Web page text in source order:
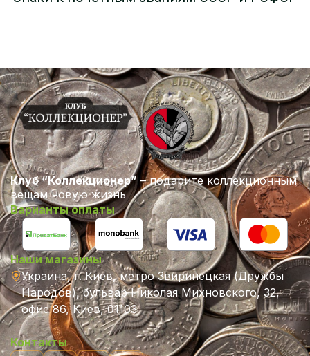
Клуб “Коллекционер” – подарите коллекционным
вещам новую жизнь
Варианты оплаты
Наши магазины
Украина, г. Киев, метро Звиринецкая (Дружбы
Народов), бульвар Николая Михновского, 32,
офис 86, Киев, 01103
Контакты